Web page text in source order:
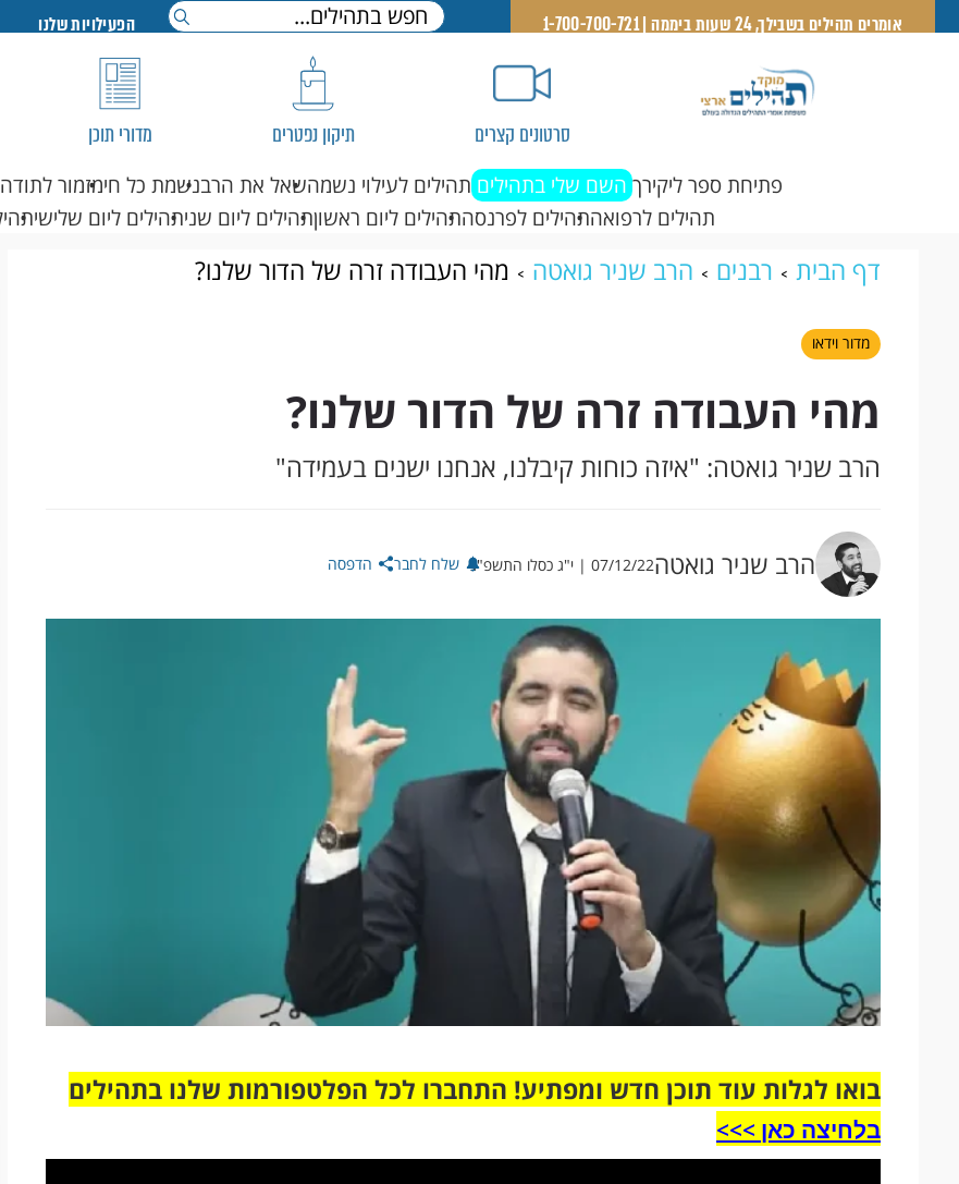
אומרים תהילים בשבילך, 24 שעות ביממה | 1-700-700-721 הפעילויות שלנו
סרטונים קצרים תיקון נפטרים מדורי תוכן
פתיחת ספר ליקירך השם שלי בתהילים תהילים לעילוי נשמהשאל את הרבנשמת כל חימזמור לתודה
תהילים לרפואהתהילים לפרנסהתהילים ליום ראשוןתהילים ליום שניתהילים ליום שלישי
דף הבית רבנים הרב שניר גואטה מהי העבודה זרה של הדור שלנו?
מדור וידאו
מהי העבודה זרה של הדור שלנו?
הרב שניר גואטה: "איזה כוחות קיבלנו, אנחנו ישנים בעמידה"
הרב שניר גואטה07/12/22 | י"ג כסלו התשפ"ג שלח לחבר הדפסה
בואו לגלות עוד תוכן חדש ומפתיע! התחברו לכל הפלטפורמות שלנו בתהילים
בלחיצה כאן >>>​